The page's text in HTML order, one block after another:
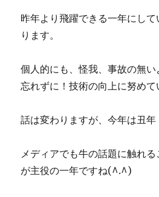
昨年より飛躍できる一年にし
ります。
個人的にも、怪我、事故の無
忘れずに！技術の向上に努め
話は変わりますが、今年は丑年
メディアでも牛の話題に触れ
が主役の一年ですね(^.^)